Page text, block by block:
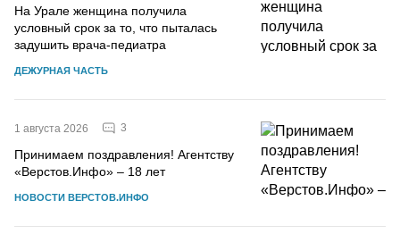
На Урале женщина получила
условный срок за то, что пыталась
задушить врача-педиатра
ДЕЖУРНАЯ ЧАСТЬ
1 августа 2026 3
Принимаем поздравления! Агентству
«Верстов.Инфо» – 18 лет
НОВОСТИ ВЕРСТОВ.ИНФО